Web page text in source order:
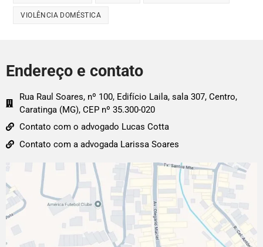
VIOLÊNCIA DOMÉSTICA
Endereço e contato
Rua Raul Soares, nº 100, Edifício Laila, sala 307, Centro,
Caratinga (MG), CEP nº 35.300-020
Contato com o advogado Lucas Cotta
Contato com a advogada Larissa Soares